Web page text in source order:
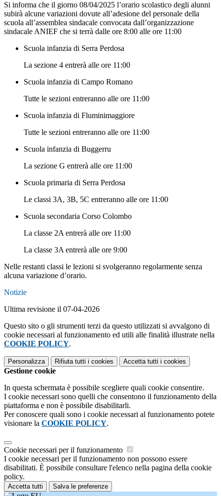
Si informa che il giorno 08/04/2025 l’orario scolastico degli alunni
subirà alcune variazioni dovute all’adesione del personale della
scuola all’assemblea sindacale convocata dall’organizzazione
sindacale ANIEF che si terrà dalle ore 8:00 alle ore 11:00
Scuola infanzia di Serra Perdosa
La sezione 4 entrerà alle ore 11:00
Scuola infanzia di Campo Romano
Tutte le sezioni entreranno alle ore 11:00
Scuola infanzia di Fluminimaggiore
Tutte le sezioni entreranno alle ore 11:00
Scuola infanzia di Buggerru
La sezione G entrerà alle ore 11:00
Scuola primaria di Serra Perdosa
Le classi 3A, 3B, 5C entreranno alle ore 11:00
Scuola secondaria Corso Colombo
La classe 2A entrerà alle ore 11:00
La classe 3A entrerà alle ore 9:00
Nelle restanti classi le lezioni si svolgeranno regolarmente senza
alcuna variazione d’orario.
Notizie
Ultima revisione il 07-04-2026
Questo sito o gli strumenti terzi da questo utilizzati si avvalgono di
cookie necessari al funzionamento ed utili alle finalità illustrate nella
COOKIE POLICY.
Personalizza Rifiuta tutti i cookies Accetta tutti i cookies
Gestione cookie
In questa schermata è possibile scegliere quali cookie consentire.
I cookie necessari sono quelli che consentono il funzionamento della
piattaforma e non è possibile disabilitarli.
Per conoscere quali sono i cookie necessari al funzionamento potete
visionare la COOKIE POLICY.
Cookie necessari per il funzionamento
I cookie necessari per il funzionamento non possono essere
disabilitati. È possibile consultare l'elenco nella pagina della cookie
policy.
Accetta tutti Salva le preferenze